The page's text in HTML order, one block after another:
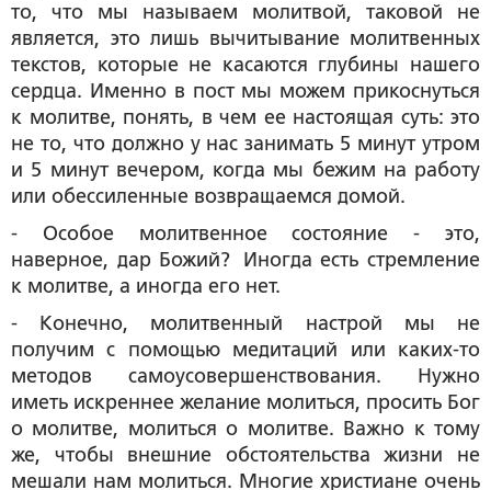
то, что мы называем молитвой, таковой не
является, это лишь вычитывание молитвенных
текстов, которые не касаются глубины нашего
сердца. Именно в пост мы можем прикоснуться
к молитве, понять, в чем ее настоящая суть: это
не то, что должно у нас занимать 5 минут утром
и 5 минут вечером, когда мы бежим на работу
или обессиленные возвращаемся домой.
- Особое молитвенное состояние - это,
наверное, дар Божий? Иногда есть стремление
к молитве, а иногда его нет.
- Конечно, молитвенный настрой мы не
получим с помощью медитаций или каких-то
методов самоусовершенствования. Нужно
иметь искреннее желание молиться, просить Бог
о молитве, молиться о молитве. Важно к тому
же, чтобы внешние обстоятельства жизни не
мешали нам молиться. Многие христиане очень